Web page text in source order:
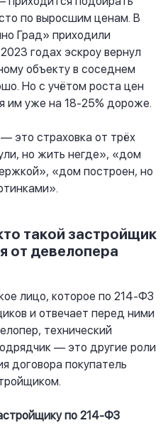
по выросшим ценам. В
Град» приходили
годах эскроу вернул
объекту в соседнем
Но с учётом роста цен
им уже на 18-25% дороже.
это страховка от трёх
но жить негде», «дом
«дом построен, но
такой застройщик
от девелопера
лицо, которое по 214-ФЗ
и отвечает перед ними
технический
— это другие роли
договора покупатель
по 214-ФЗ